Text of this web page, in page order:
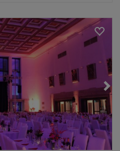
Loading...